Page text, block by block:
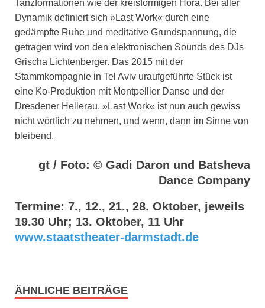
Tanzformationen wie der kreisförmigen Hora. Bei aller
Dynamik definiert sich »Last Work« durch eine
gedämpfte Ruhe und meditative Grundspannung, die
getragen wird von den elektronischen Sounds des DJs
Grischa Lichtenberger. Das 2015 mit der
Stammkompagnie in Tel Aviv uraufgeführte Stück ist
eine Ko-Produktion mit Montpellier Danse und der
Dresdener Hellerau. »Last Work« ist nun auch gewiss
nicht wörtlich zu nehmen, und wenn, dann im Sinne von
bleibend.
gt / Foto: © Gadi Daron und Batsheva
Dance Company
Termine: 7., 12., 21., 28. Oktober, jeweils
19.30 Uhr; 13. Oktober, 11 Uhr
www.staatstheater-darmstadt.de
ÄHNLICHE BEITRÄGE